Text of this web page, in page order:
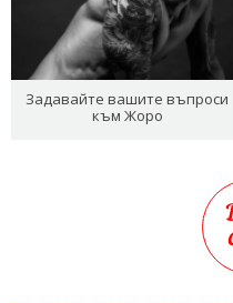
Задавайте вашите въпроси
към Жоро